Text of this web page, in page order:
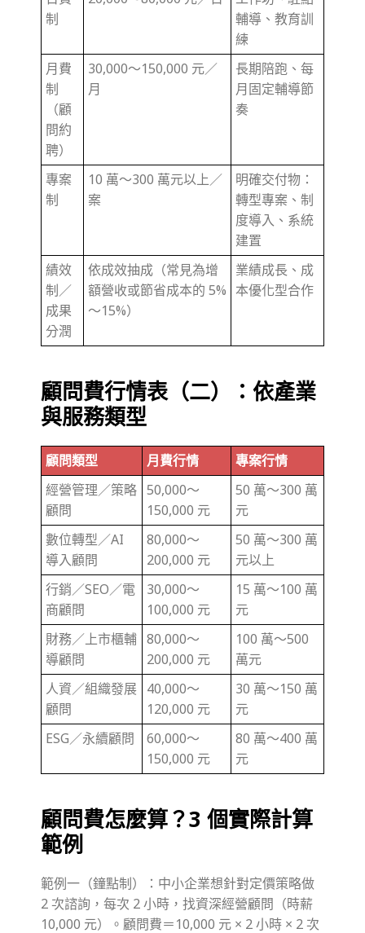
制
輔導、教育訓
練
月費
制
（顧
問約
聘）
30,000～150,000 元／
月
長期陪跑、每
月固定輔導節
奏
專案
制
10 萬～300 萬元以上／
案
明確交付物：
轉型專案、制
度導入、系統
建置
績效
制／
成果
分潤
依成效抽成（常見為增
額營收或節省成本的 5%
～15%）
業績成長、成
本優化型合作
顧問費行情表（二）：依產業
與服務類型
顧問類型 月費行情
專案行情
經營管理／策略
顧問
50,000～
150,000 元
50 萬～300 萬
元
數位轉型／AI
導入顧問
80,000～
200,000 元
50 萬～300 萬
元以上
行銷／SEO／電
商顧問
30,000～
100,000 元
15 萬～100 萬
元
財務／上市櫃輔
導顧問
80,000～
200,000 元
100 萬～500
萬元
人資／組織發展
顧問
40,000～
120,000 元
30 萬～150 萬
元
ESG／永續顧問
60,000～
150,000 元
80 萬～400 萬
元
顧問費怎麼算？3 個實際計算
範例
範例一（鐘點制）：中小企業想針對定價策略做
2 次諮詢，每次 2 小時，找資深經營顧問（時薪
10,000 元）。顧問費＝10,000 元 × 2 小時 × 2 次